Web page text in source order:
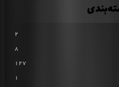
2
8
127
1